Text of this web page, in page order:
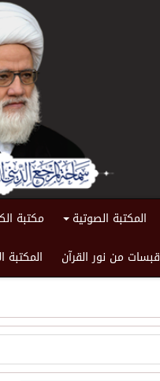
المكتبة الصوتية مكتبة
قبسات من نور القرآن المكتبة